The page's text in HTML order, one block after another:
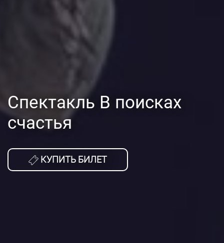
Спектакль В поисках
счастья
КУПИТЬ БИЛЕТ